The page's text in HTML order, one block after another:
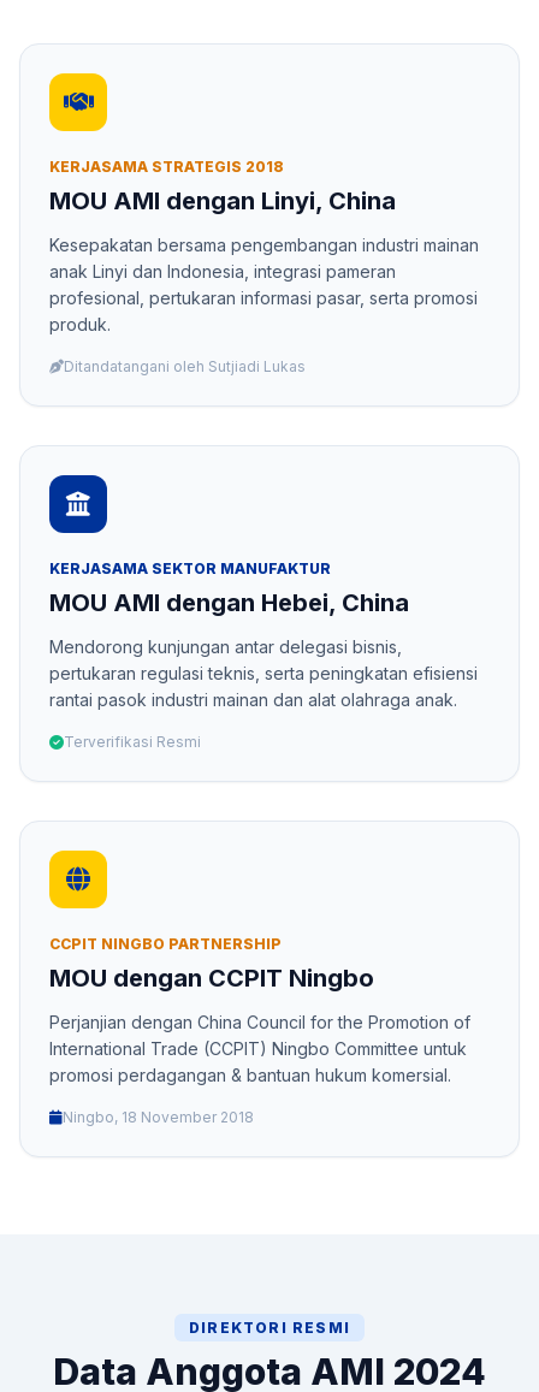
KERJASAMA STRATEGIS 2018
MOU AMI dengan Linyi, China
Kesepakatan bersama pengembangan industri mainan
anak Linyi dan Indonesia, integrasi pameran
profesional, pertukaran informasi pasar, serta promosi
produk.
Ditandatangani oleh Sutjiadi Lukas
KERJASAMA SEKTOR MANUFAKTUR
MOU AMI dengan Hebei, China
Mendorong kunjungan antar delegasi bisnis,
pertukaran regulasi teknis, serta peningkatan efisiensi
rantai pasok industri mainan dan alat olahraga anak.
Terverifikasi Resmi
CCPIT NINGBO PARTNERSHIP
MOU dengan CCPIT Ningbo
Perjanjian dengan China Council for the Promotion of
International Trade (CCPIT) Ningbo Committee untuk
promosi perdagangan & bantuan hukum komersial.
Ningbo, 18 November 2018
DIREKTORI RESMI
Data Anggota AMI 2024